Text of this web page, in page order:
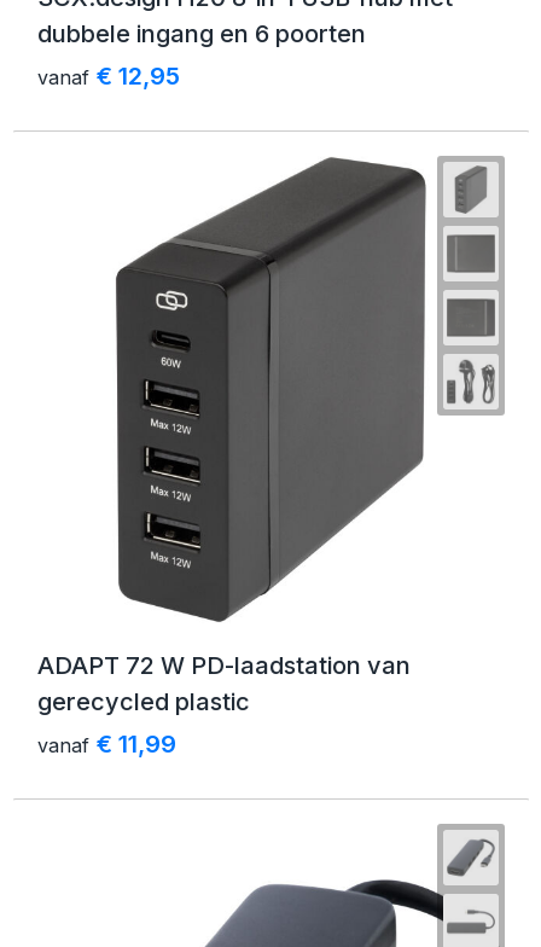
dubbele ingang en 6 poorten
vanaf € 12,95
ADAPT 72 W PD-laadstation van
gerecycled plastic
vanaf € 11,99